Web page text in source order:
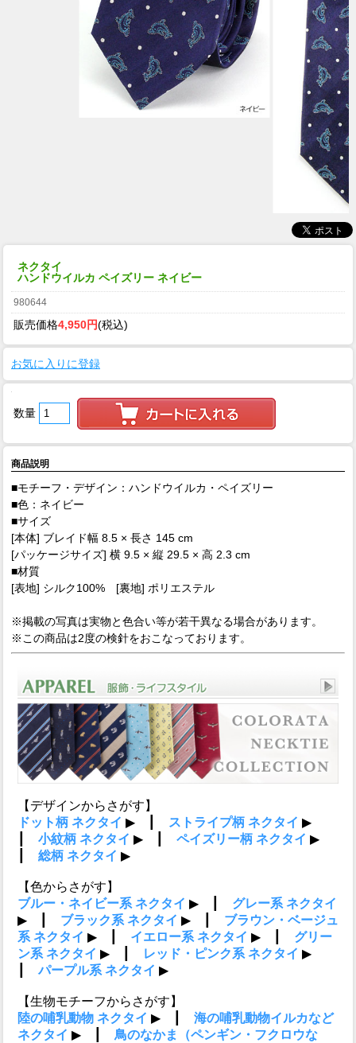
ネクタイ
ハンドウイルカ ペイズリー ネイビー
980644
販売価格4,950円(税込)
お気に入りに登録
数量
商品説明
■モチーフ・デザイン：ハンドウイルカ・ペイズリー
■色：ネイビー
■サイズ
[本体] ブレイド幅 8.5 × 長さ 145 cm
[パッケージサイズ] 横 9.5 × 縦 29.5 × 高 2.3 cm
■材質
[表地] シルク100% [裏地] ポリエステル
※掲載の写真は実物と色合い等が若干異なる場合があります。
※この商品は2度の検針をおこなっております。